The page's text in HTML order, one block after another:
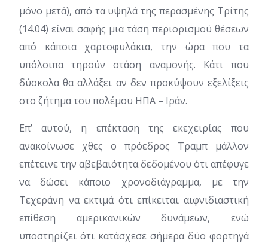
μόνο μετά), από τα υψηλά της περασμένης Τρίτης
(14.04) είναι σαφής μια τάση περιορισμού θέσεων
από κάποια χαρτοφυλάκια, την ώρα που τα
υπόλοιπα τηρούν στάση αναμονής. Κάτι που
δύσκολα θα αλλάξει αν δεν προκύψουν εξελίξεις
στο ζήτημα του πολέμου ΗΠΑ – Ιράν.
Επ’ αυτού, η επέκταση της εκεχειρίας που
ανακοίνωσε χθες ο πρόεδρος Τραμπ μάλλον
επέτεινε την αβεβαιότητα δεδομένου ότι απέφυγε
να δώσει κάποιο χρονοδιάγραμμα, με την
Τεχεράνη να εκτιμά ότι επίκειται αιφνιδιαστική
επίθεση αμερικανικών δυνάμεων, ενώ
υποστηρίζει ότι κατάσχεσε σήμερα δύο φορτηγά